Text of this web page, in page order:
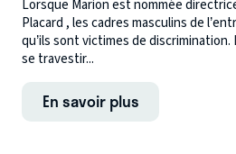
Lorsque Marion est nommée
Placard , les cadres masculins de
qu’ils sont victimes de discrimination.
se travestir...
En savoir plus